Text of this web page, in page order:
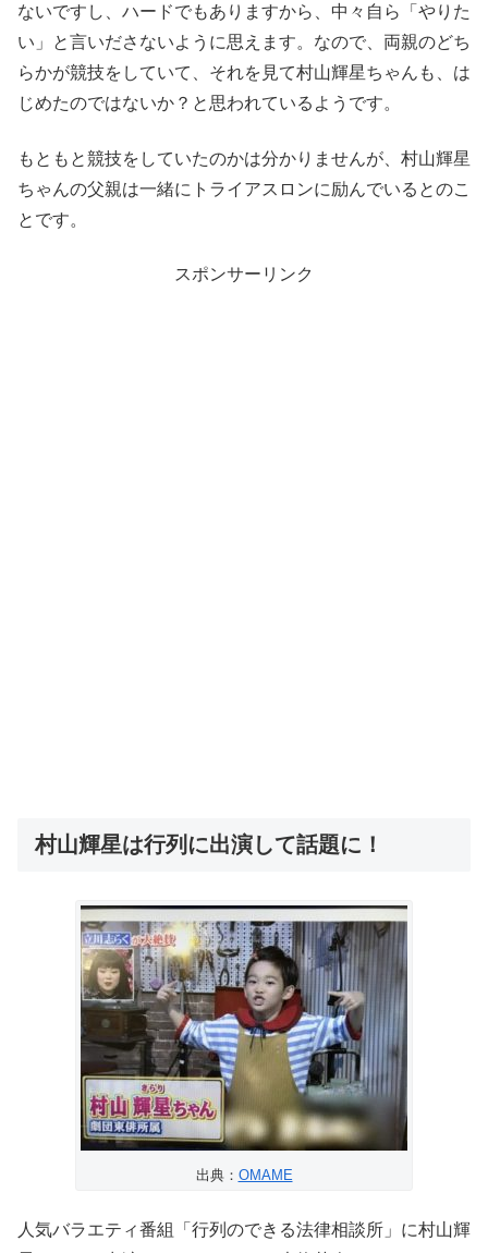
ないですし、ハードでもありますから、中々自ら「やりた
い」と言いださないように思えます。なので、両親のどち
らかが競技をしていて、それを見て村山輝星ちゃんも、は
じめたのではないか？と思われているようです。
もともと競技をしていたのかは分かりませんが、村山輝星
ちゃんの父親は一緒にトライアスロンに励んでいるとのこ
とです。
スポンサーリンク
村山輝星は行列に出演して話題に！
出典： OMAME
人気バラエティ番組「行列のできる法律相談所」に村山輝